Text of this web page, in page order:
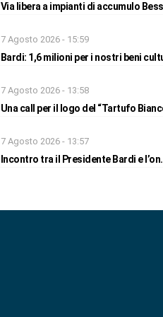
Via libera a impianti di accumulo
7 Agosto 2026 - 15:59
Bardi: 1,6 milioni per i nostri beni
7 Agosto 2026 - 13:58
Una call per il logo del “Tartufo
7 Agosto 2026 - 13:57
Incontro tra il Presidente Bardi e